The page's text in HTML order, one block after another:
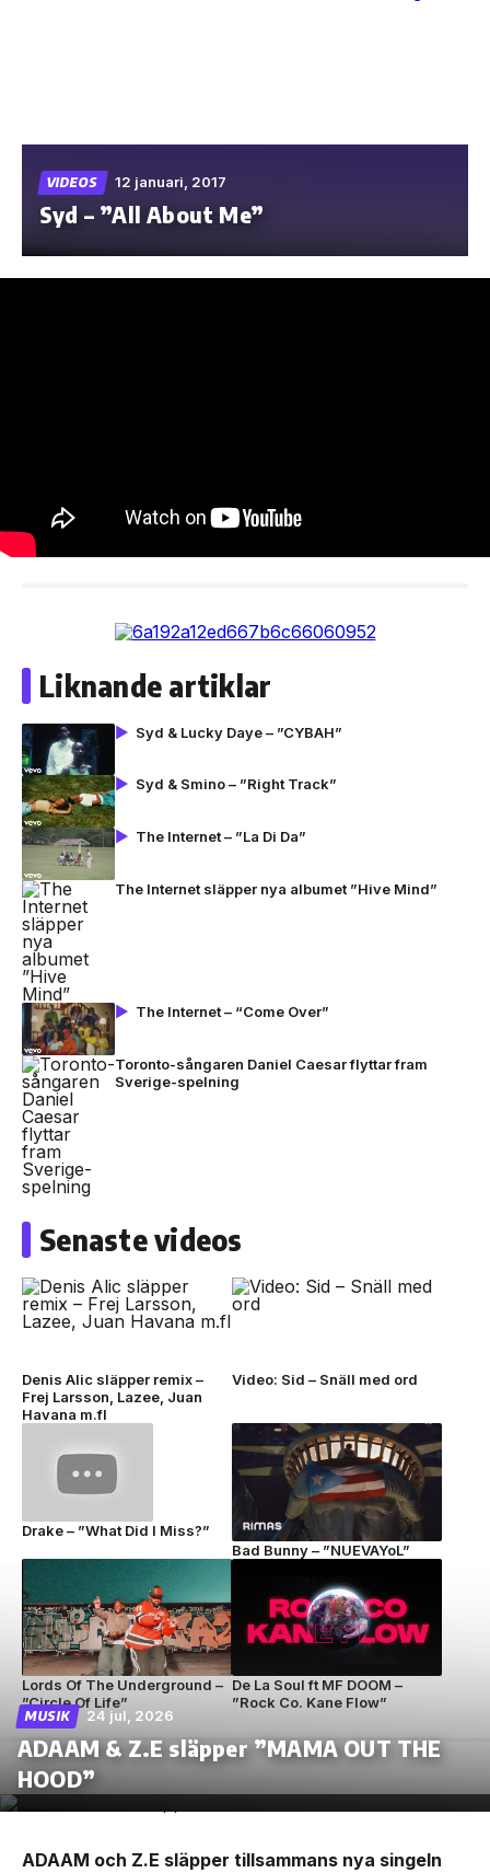
content
VIDEOS 12 januari, 2017
Syd – ”All About Me”
Liknande artiklar
Syd & Lucky Daye – ”CYBAH”
Syd & Smino – ”Right Track”
The Internet – ”La Di Da”
The Internet släpper nya albumet ”Hive Mind”
The Internet – “Come Over”
Toronto-sångaren Daniel Caesar flyttar fram
Sverige-spelning
Senaste videos
Denis Alic släpper remix –
Frej Larsson, Lazee, Juan
Havana m.fl
Video: Sid – Snäll med ord
Drake – ”What Did I Miss?”
Bad Bunny – ”NUEVAYoL”
Lords Of The Underground –
”Circle Of Life”
De La Soul ft MF DOOM –
”Rock Co. Kane Flow”
MUSIK 24 jul, 2026
ADAAM & Z.E släpper ”MAMA OUT THE
HOOD”
ADAAM och Z.E släpper tillsammans nya singeln